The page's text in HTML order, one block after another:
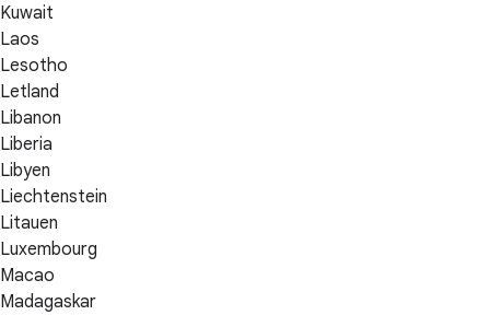
Kuwait
Laos
Lesotho
Letland
Libanon
Liberia
Libyen
Liechtenstein
Litauen
Luxembourg
Macao
Madagaskar